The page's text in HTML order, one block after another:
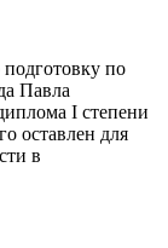
по
Павла
I степени
оставлен для
в